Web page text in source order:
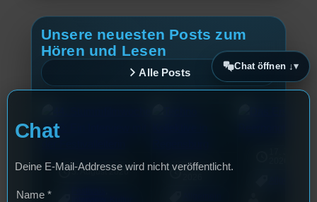
Unsere neuesten Posts zum
Hören und Lesen
Alle Posts
3. August 2026
18. Juli
Chat öffnen ↓
Chat
Deine E-Mail-Addresse wird nicht veröffentlicht.
Name *